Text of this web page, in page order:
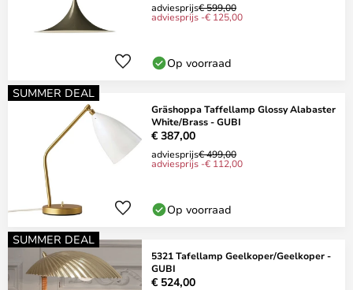
adviesprijs€ 599,00
adviesprijs -€ 125,00
Op voorraad
SUMMER DEAL
Gräshoppa Taffellamp Glossy Alabaster
White/Brass - GUBI
€ 387,00
adviesprijs€ 499,00
adviesprijs -€ 112,00
Op voorraad
SUMMER DEAL
5321 Tafellamp Geelkoper/Geelkoper -
GUBI
€ 524,00